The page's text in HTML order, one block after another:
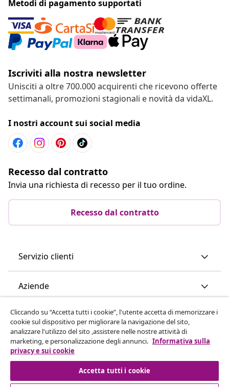
Metodi di pagamento supportati
Iscriviti alla nostra newsletter
Unisciti a oltre 700.000 acquirenti che ricevono offerte
settimanali, promozioni stagionali e novità da vidaXL.
I nostri account sui social media
Recesso dal contratto
Invia una richiesta di recesso per il tuo ordine.
Recesso dal contratto
Servizio clienti
Aziende
vidaXL
Scopri di più
Cliccando su “Accetta tutti i cookie”, l'utente accetta di memorizzare i
cookie sul dispositivo per migliorare la navigazione del sito,
analizzare l'utilizzo del sito ,assistere nelle nostre attività di
marketing, e personalizzazione degli annunci. Informativa sulla
privacy e sui cookie
Accetta tutti i cookie